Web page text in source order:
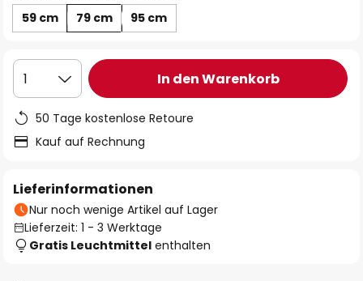
59 cm
79 cm 95 cm
1 In den Warenkorb
50 Tage kostenlose Retoure
Kauf auf Rechnung
Lieferinformationen
Nur noch wenige Artikel auf Lager
Lieferzeit: 1 - 3 Werktage
Gratis Leuchtmittel enthalten